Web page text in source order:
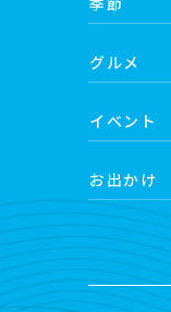
グルメ
イベント
お出かけ